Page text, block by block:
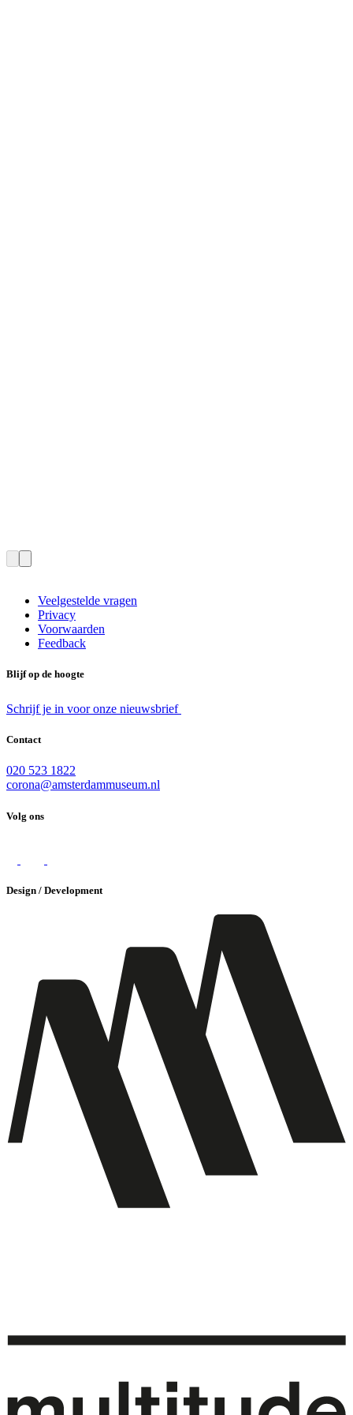
Veelgestelde vragen
Privacy
Voorwaarden
Feedback
Blijf op de hoogte
Schrijf je in voor onze nieuwsbrief
Contact
020 523 1822
corona@amsterdammuseum.nl
Volg ons
Design / Development